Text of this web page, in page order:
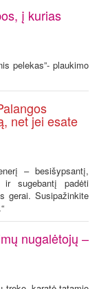
į kurias
pelekas”- plaukimo
net jei esate
– besišypsantį,
sugebantį padėti
gerai. Susipažinkite
nugalėtojų –